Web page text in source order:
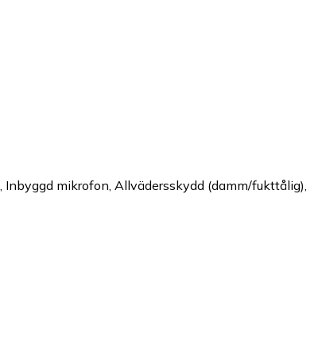
mikrofon, Allvädersskydd (damm/fukttålig),